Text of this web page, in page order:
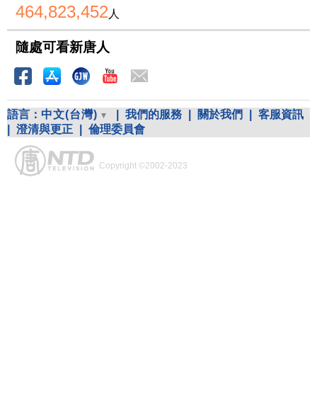
464,823,452 人
隨處可看新唐人
語言： 中文(台灣) 我們的服務 關於我們
客服資訊
澄清與更正 倫理委員會
Copyright ©2002-2023